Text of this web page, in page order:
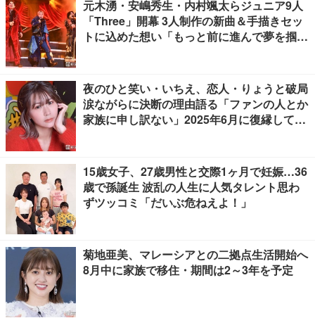
元木湧・安嶋秀生・内村颯太らジュニア9人
「Three」開幕 3人制作の新曲＆手描きセッ
トに込めた想い「もっと前に進んで夢を掴み
夜のひと笑い・いちえ、恋人・りょうと破局
涙ながらに決断の理由語る「ファンの人とか
家族に申し訳ない」2025年6月に復縁してい
15歳女子、27歳男性と交際1ヶ月で妊娠…36
歳で孫誕生 波乱の人生に人気タレント思わ
ずツッコミ「だいぶ危ねえよ！」
菊地亜美、マレーシアとの二拠点生活開始へ
8月中に家族で移住・期間は2～3年を予定